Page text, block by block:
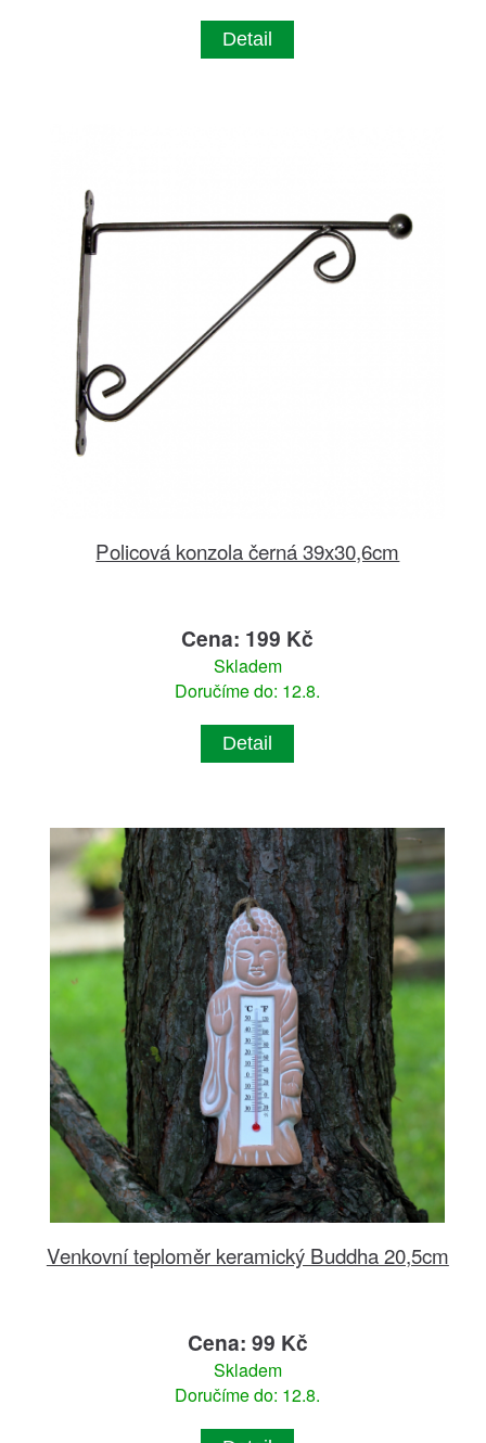
Detail
Policová konzola černá 39x30,6cm
Cena: 199 Kč
Skladem
Doručíme do: 12.8.
Detail
Venkovní teploměr keramický Buddha 20,5cm
Cena: 99 Kč
Skladem
Doručíme do: 12.8.